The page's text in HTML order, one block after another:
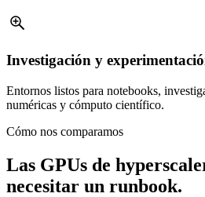
Investigación y
Entornos listos para notebooks,
numéricas y cómputo científico.
Cómo nos comparamos
Las GPUs de
necesitar un runbook.